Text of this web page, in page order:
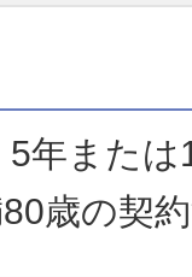
5年または
80歳の契